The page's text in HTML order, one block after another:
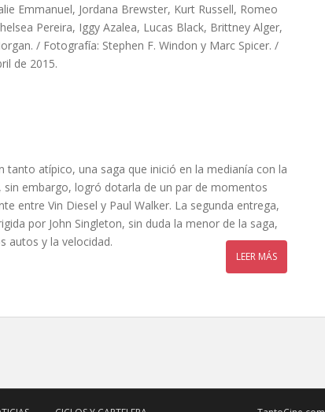
Emmanuel, Jordana Brewster, Kurt Russell, Romeo
Pereira, Iggy Azalea, Lucas Black, Brittney Alger,
/ Fotografía: Stephen F. Windon y Marc Spicer. /
de 2015.
tanto atípico, una saga que inició en la medianía con la
embargo, logró dotarla de un par de momentos
entre Vin Diesel y Paul Walker. La segunda entrega,
por John Singleton, sin duda la menor de la saga,
autos y la velocidad.
LEER MÁS